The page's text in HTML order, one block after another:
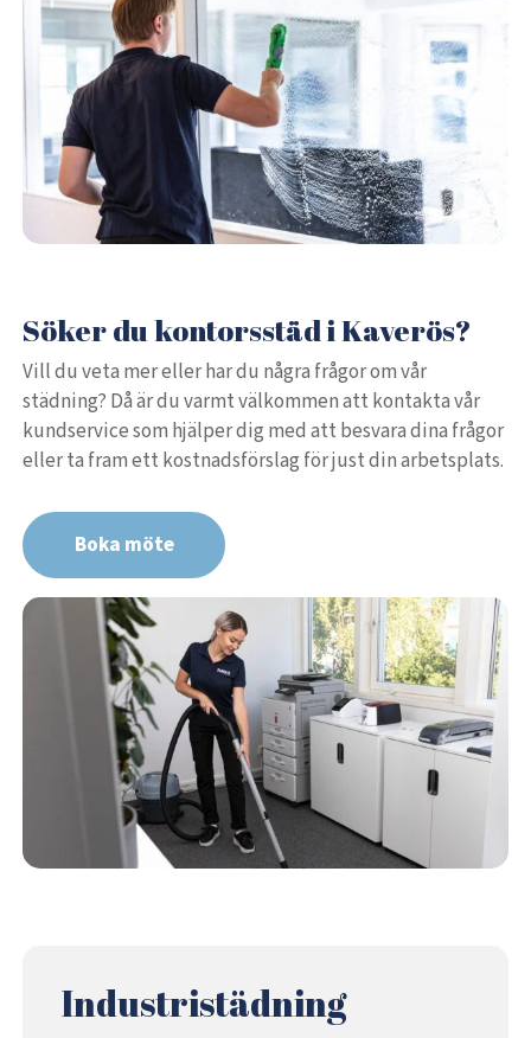
Söker du kontorsstäd i Kaverös?
Vill du veta mer eller har du några frågor om vår
städning? Då är du varmt välkommen att kontakta vår
kundservice som hjälper dig med att besvara dina frågor
eller ta fram ett kostnadsförslag för just din arbetsplats.
Boka möte
Industristädning